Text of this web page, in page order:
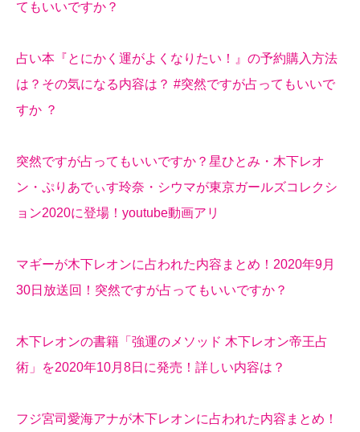
てもいいですか？
占い本『とにかく運がよくなりたい！』の予約購入方法
は？その気になる内容は？ #突然ですが占ってもいいで
すか ？
突然ですが占ってもいいですか？星ひとみ・木下レオ
ン・ぷりあでぃす玲奈・シウマが東京ガールズコレクシ
ョン2020に登場！youtube動画アリ
マギーが木下レオンに占われた内容まとめ！2020年9月
30日放送回！突然ですが占ってもいいですか？
木下レオンの書籍「強運のメソッド 木下レオン帝王占
術」を2020年10月8日に発売！詳しい内容は？
フジ宮司愛海アナが木下レオンに占われた内容まとめ！